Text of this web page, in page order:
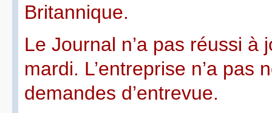
Britannique.
Le Journal n’a pas réussi à
mardi. L’entreprise n’a pas
demandes d’entrevue.